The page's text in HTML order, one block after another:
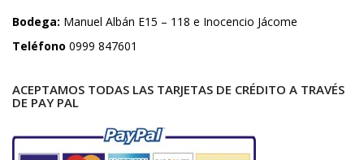
Bodega: Manuel Albán E15 – 118 e Inocencio Jácome
Teléfono 0999 847601
ACEPTAMOS TODAS LAS TARJETAS DE CRÉDITO A TRAVÉS
DE PAY PAL